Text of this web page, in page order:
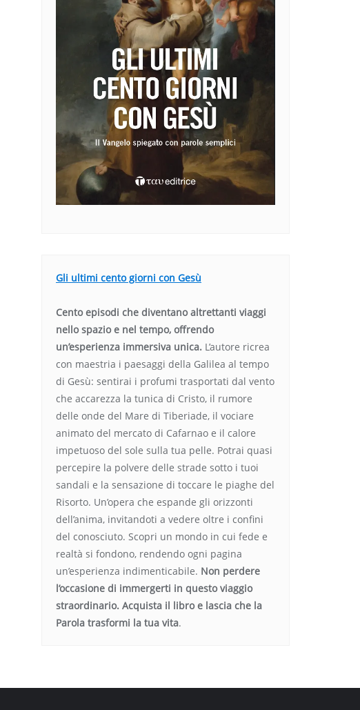
Gli ultimi cento giorni con Gesù
Cento episodi che diventano altrettanti viaggi
nello spazio e nel tempo, offrendo
un’esperienza immersiva unica. L’autore ricrea
con maestria i paesaggi della Galilea al tempo
di Gesù: sentirai i profumi trasportati dal vento
che accarezza la tunica di Cristo, il rumore
delle onde del Mare di Tiberiade, il vociare
animato del mercato di Cafarnao e il calore
impetuoso del sole sulla tua pelle. Potrai quasi
percepire la polvere delle strade sotto i tuoi
sandali e la sensazione di toccare le piaghe del
Risorto. Un’opera che espande gli orizzonti
dell’anima, invitandoti a vedere oltre i confini
del conosciuto. Scopri un mondo in cui fede e
realtà si fondono, rendendo ogni pagina
un’esperienza indimenticabile. Non perdere
l’occasione di immergerti in questo viaggio
straordinario. Acquista il libro e lascia che la
Parola trasformi la tua vita.